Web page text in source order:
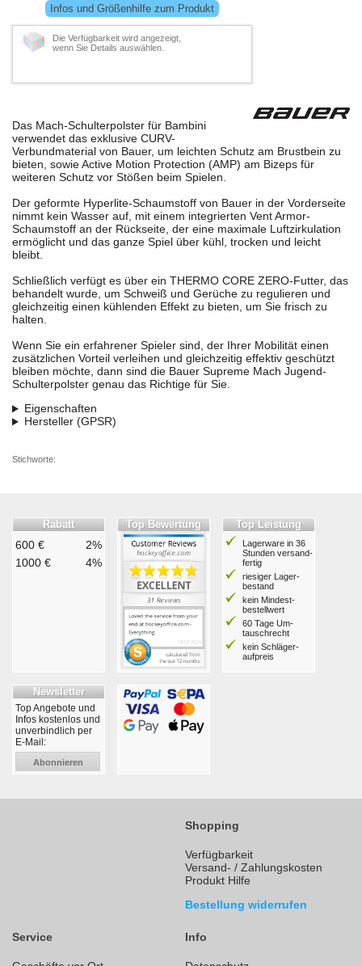
Infos und Größenhilfe zum Produkt
Die Verfügbarkeit wird angezeigt,
wenn Sie Details auswählen.
Das Mach-Schulterpolster für Bambini
verwendet das exklusive CURV-
Verbundmaterial von Bauer, um leichten Schutz am Brustbein zu
bieten, sowie Active Motion Protection (AMP) am Bizeps für
weiteren Schutz vor Stößen beim Spielen.
Der geformte Hyperlite-Schaumstoff von Bauer in der Vorderseite
nimmt kein Wasser auf, mit einem integrierten Vent Armor-
Schaumstoff an der Rückseite, der eine maximale Luftzirkulation
ermöglicht und das ganze Spiel über kühl, trocken und leicht
bleibt.
Schließlich verfügt es über ein THERMO CORE ZERO-Futter, das
behandelt wurde, um Schweiß und Gerüche zu regulieren und
gleichzeitig einen kühlenden Effekt zu bieten, um Sie frisch zu
halten.
Wenn Sie ein erfahrener Spieler sind, der Ihrer Mobilität einen
zusätzlichen Vorteil verleihen und gleichzeitig effektiv geschützt
bleiben möchte, dann sind die Bauer Supreme Mach Jugend-
Schulterpolster genau das Richtige für Sie.
Eigenschaften
Hersteller (GPSR)
Stichworte:
Rabatt
600 €
2%
1000 €
4%
Top Bewertung Top Leistung
Lagerware in 36
Stunden ver­sand­
fertig
riesiger Lager­
bestand
kein Mindest­
bestell­wert
60 Tage Um­
tausch­recht
kein Schläger­
aufpreis
Newsletter
Top Angebote und
Infos kostenlos und
unverbindlich per
E-Mail:
Abonnieren
Shopping
Verfügbarkeit
Versand- / Zahlungskosten
Produkt Hilfe
Bestellung widerrufen
Service Info